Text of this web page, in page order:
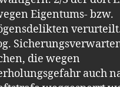
Eigentums- bzw.
die wegen
auch